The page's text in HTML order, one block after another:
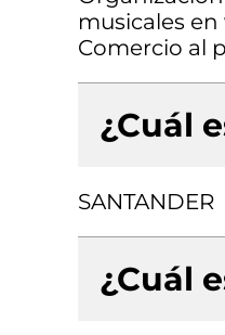
musicales
Comercio al
¿Cuál
SANTANDER
¿Cuál